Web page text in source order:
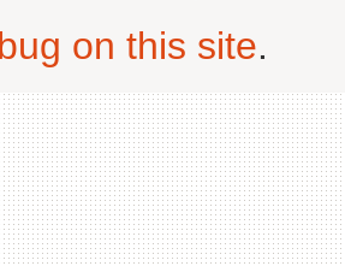
on this site.